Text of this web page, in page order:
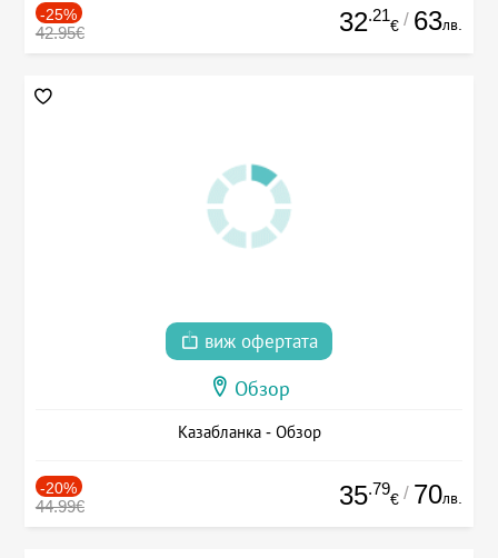
-25%
42.95€ 32.21
€ / 63лв.
виж офертата
Обзор
Казабланка - Обзор
-20%
44.99€ 35.79
€ / 70лв.